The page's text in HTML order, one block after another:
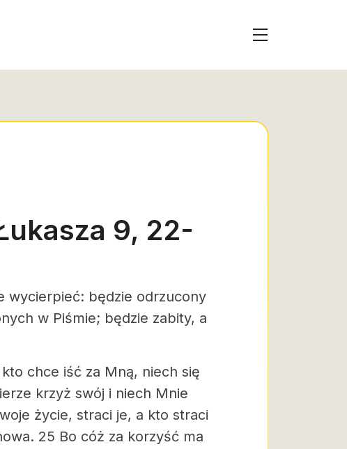
9, 22-
wycierpieć: będzie odrzucony
w Piśmie; będzie zabity, a
chce iść za Mną, niech się
krzyż swój i niech Mnie
życie, straci je, a kto straci
25 Bo cóż za korzyść ma